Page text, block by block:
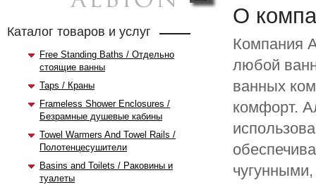
Каталог товаров и услуг
Free Standing Baths / Отдельно
стоящие ванны
Taps / Краны
Frameless Shower Enclosures /
Безрамные душевые кабины
Towel Warmers And Towel Rails /
Полотенцесушители
Basins and Toilets / Раковины и
туалеты
О
Компания
любой
ванных
комфорт.